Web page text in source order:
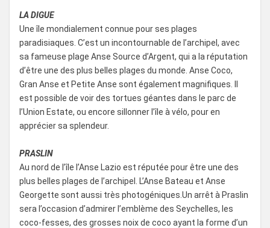
LA DIGUE
Une île mondialement connue pour ses plages
paradisiaques. C’est un incontournable de l’archipel, avec
sa fameuse plage Anse Source d’Argent, qui a la réputation
d’être une des plus belles plages du monde. Anse Coco,
Gran Anse et Petite Anse sont également magnifiques. Il
est possible de voir des tortues géantes dans le parc de
l’Union Estate, ou encore sillonner l’île à vélo, pour en
apprécier sa splendeur.
PRASLIN
Au nord de l’île l’Anse Lazio est réputée pour être une des
plus belles plages de l’archipel. L’Anse Bateau et Anse
Georgette sont aussi très photogéniques.Un arrêt à Praslin
sera l’occasion d’admirer l’emblème des Seychelles, les
coco-fesses, des grosses noix de coco ayant la forme d’un